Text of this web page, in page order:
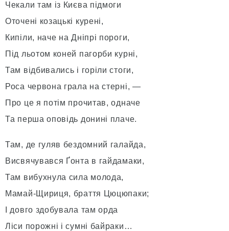
Чекали там із Києва підмоги
Оточені козацькі курені,
Кипіли, наче на Дніпрі пороги,
Під льотом коней пагорби курні,
Там відбивались і горіли стоги,
Роса червона грала на стерні, —
Про це я потім прочитав, одначе
Та перша оповідь донині плаче.
Там, де гуляв бездомний галайда,
Висвячувався Ґонта в гайдамаки,
Там вибухнула сила молода,
Мамай-Щириця, браття Цюцюпаки;
І довго здобувала там орда
Ліси порожні і сумні байраки…